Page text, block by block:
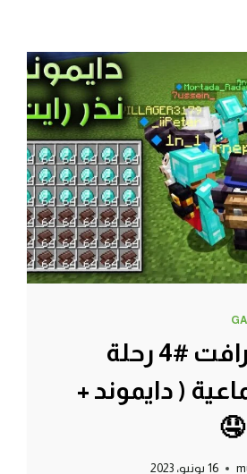
كلانس كرافت #4 رحلة
( دايموند +
🤤
16 يونيو، 2023